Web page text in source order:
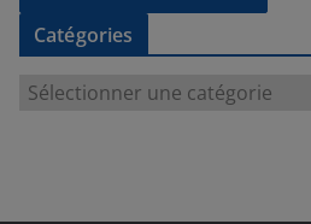
Catégories